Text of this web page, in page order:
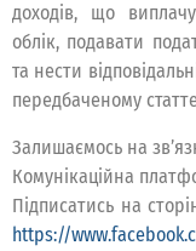
доходів, що
облік, подавати
та нести
передбаченому
Залишаємось на
Комунікаційна
Підписатись на
https://